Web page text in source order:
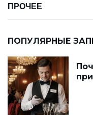
ПРОЧЕЕ
ПОПУЛЯРНЫЕ